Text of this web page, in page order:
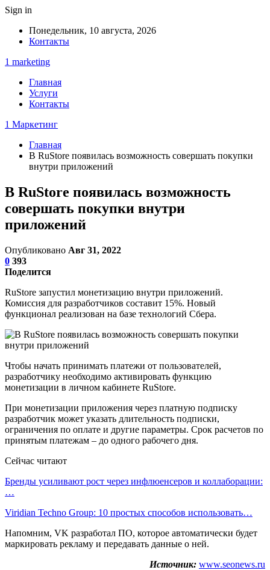
Sign in
Понедельник, 10 августа, 2026
Контакты
1 marketing
Главная
Услуги
Контакты
1 Маркетинг
Главная
В RuStore появилась возможность совершать покупки
внутри приложений
В RuStore появилась возможность
совершать покупки внутри
приложений
Опубликовано Авг 31, 2022
0 393
Поделится
RuStore запустил монетизацию внутри приложений.
Комиссия для разработчиков составит 15%. Новый
функционал реализован на базе технологий Сбера.
Чтобы начать принимать платежи от пользователей,
разработчику необходимо активировать функцию
монетизации в личном кабинете RuStore.
При монетизации приложения через платную подписку
разработчик может указать длительность подписки,
ограничения по оплате и другие параметры. Срок расчетов по
принятым платежам – до одного рабочего дня.
Сейчас читают
Бренды усиливают рост через инфлюенсеров и коллаборации:
…
Viridian Techno Group: 10 простых способов использовать…
Напомним, VK разработал ПО, которое автоматически будет
маркировать рекламу и передавать данные о ней.
Источник: www.seonews.ru